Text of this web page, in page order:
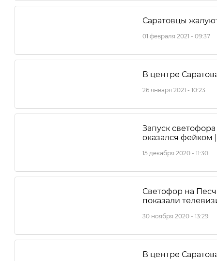
Саратовцы
01 февраля 2021 - 09:37
В центре
26 января 2021 - 10:23
Запуск
оказался
15 декабря 2020 - 11:30
Светофор на
показали
30 ноября 2020 - 13:29
В центре